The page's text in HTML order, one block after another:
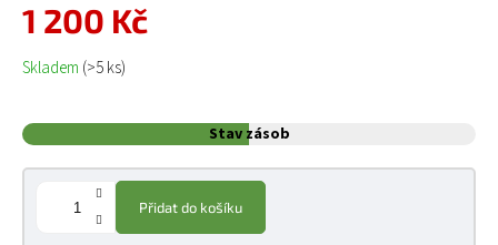
1 200 Kč
Měrná cena:
Skladem (>5 ks)
Stav zásob
Přidat do košíku